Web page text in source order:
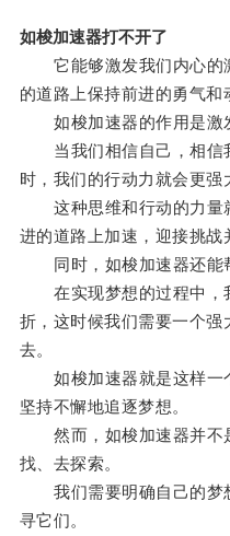
如梭加速器打不开了
它能够激发我们内心的
的道路上保持前进的勇气和
如梭加速器的作用是激
当我们相信自己，相信
时，我们的行动力就会更强
这种思维和行动的力量
进的道路上加速，迎接挑战
同时，如梭加速器还能
在实现梦想的过程中，
折，这时候我们需要一个
去。
如梭加速器就是这样一
坚持不懈地追逐梦想。
然而，如梭加速器并不
找、去探索。
我们需要明确自己的梦
寻它们。